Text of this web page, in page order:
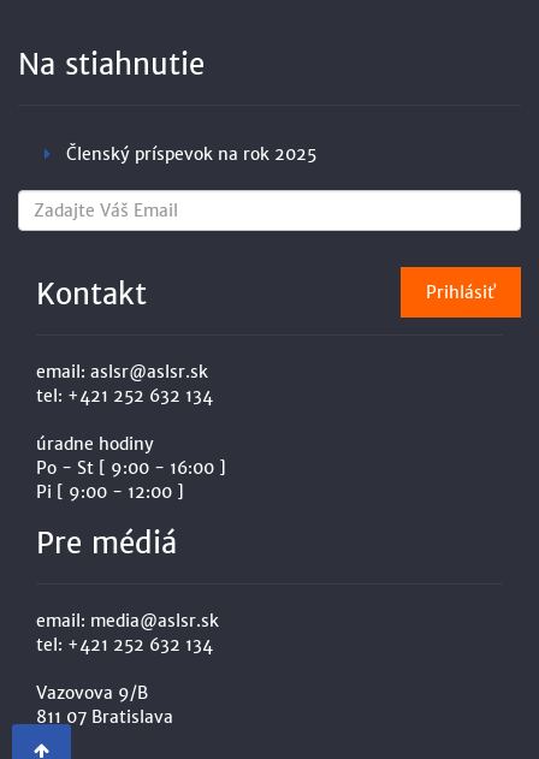
Na stiahnutie
Členský príspevok na rok 2025
Kontakt
email: aslsr@aslsr.sk
tel: +421 252 632 134
úradne hodiny
Po - St [ 9:00 - 16:00 ]
Pi [ 9:00 - 12:00 ]
Pre médiá
email: media@aslsr.sk
tel: +421 252 632 134
Vazovova 9/B
811 07 Bratislava